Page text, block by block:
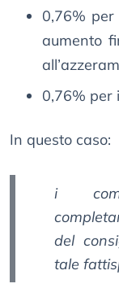
0,76%
aumento
0,76% per
In questo caso:
i
del
tale